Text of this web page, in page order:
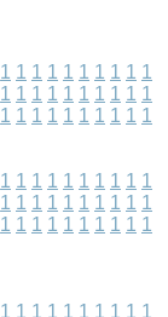
1 1 1 1 1 1 1 1 1 1
1 1 1 1 1 1 1 1 1 1
1 1 1 1 1 1 1 1 1 1
1 1 1 1 1 1 1 1 1 1
1 1 1 1 1 1 1 1 1 1
1 1 1 1 1 1 1 1 1 1
1 1 1 1 1 1 1 1 1 1